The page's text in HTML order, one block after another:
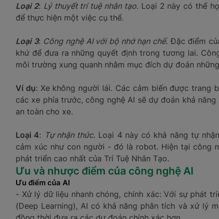
Loại 2: Lý thuyết trí tuệ nhân tạo. Loại 2 này có thể
để thực hiện một việc cụ thể.
Loại 3: Công nghệ AI với bộ nhớ hạn chế. Đặc điểm
khứ để đưa ra những quyết định trong tương lai.
môi trường xung quanh nhằm mục đích dự đoán
Ví dụ: Xe không người lái. Các cảm biến được trang
các xe phía trước, công nghệ AI sẽ dự đoán khả
an toàn cho xe.
Loại 4: Tự nhận thức. Loại 4 này có khả năng tự
cảm xúc như con người - đó là robot. Hiện tại công
phát triển cao nhất của Trí Tuệ Nhân Tạo.
Ưu và nhược điểm của công nghệ AI
Ưu điểm của AI
- Xử lý dữ liệu nhanh chóng, chính xác: Với sự phát
(Deep Learning), AI có khả năng phân tích và xử